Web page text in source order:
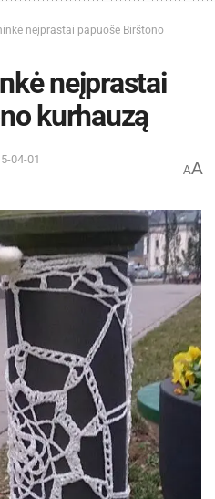
neįprastai papuošė Birštono
neįprastai
kurhauzą
04-01
AA